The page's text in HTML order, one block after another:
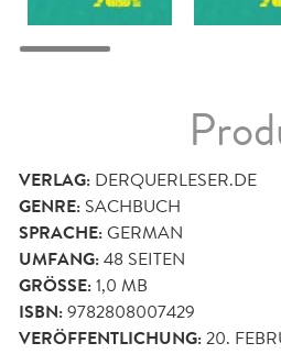
VERLAG: DERQUERLESER.DE
GENRE: SACHBUCH
SPRACHE:GERMAN
UMFANG:48 SEITEN
GRÖSSE: 1,0 MB
ISBN:9782808007429
VERÖFFENTLICHUNG:20.